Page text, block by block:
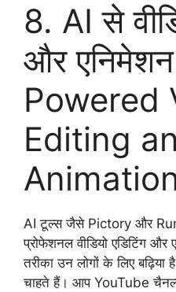
8. AI से
और
Powered
Editing
AI टूल्स जैसे Pictory और
प्रोफेशनल वीडियो एडिटिंग
तरीका उन लोगों के लिए बढ़िया
चाहते हैं। आप YouTube चैनल्स,